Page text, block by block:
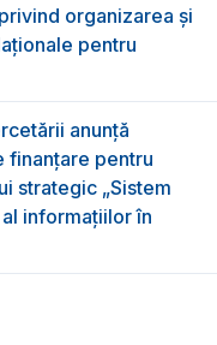
organizarea şi
pentru
anunță
finanțare pentru
strategic „Sistem
informațiilor în